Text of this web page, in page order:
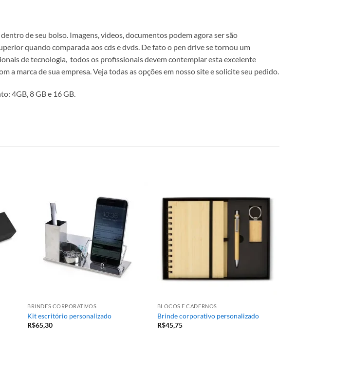
de seu bolso. Imagens, videos, documentos podem agora ser são
quando comparada aos cds e dvds. De fato o pen drive se tornou um
de tecnologia, todos os profissionais devem contemplar esta excelente
marca de sua empresa. Veja todas as opções em nosso site e solicite seu pedido.
4GB, 8 GB e 16 GB.
BRINDES CORPORATIVOS
Kit escritório personalizado
R$65,30
BLOCOS E CADERNOS
Brinde corporativo personalizado
R$45,75